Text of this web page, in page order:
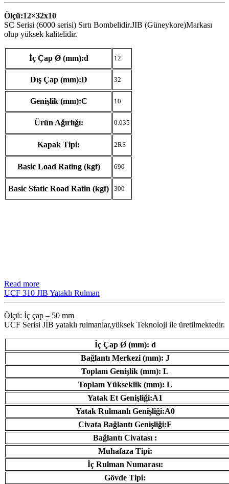
Ölçü:12×32x10
SC Serisi (6000 serisi) Sırtı Bombelidir.JIB (Güneykore)Markası
olup yüksek kalitelidir.
İç Çap Ø (mm):d 12
Dış Çap (mm):D 32
Genişlik (mm):C 10
Ürün Ağırlığı: 0.035
Kapak Tipi: 2RS
Basic Load Rating (kgf) 690
Basic Static Road Ratin (kgf) 300
Read more
UCF 310 JIB Yataklı Rulman
Ölçü: İç çap – 50 mm
UCF Serisi JİB ​​yataklı rulmanlar,yüksek Teknoloji ile üretilmektedir.
İç Çap Ø (mm): d
Bağlantı Merkezi (mm): J
Toplam Genişlik (mm): L
Toplam Yükseklik (mm): L
Yatak Et Genişliği:A1
Yatak Rulmanlı Genişliği:A0
Civata Bağlantı Genişliği:F
Bağlantı Civatası :
Muhafaza Tipi:
İç Rulman Numarası:
Gövde Tipi: